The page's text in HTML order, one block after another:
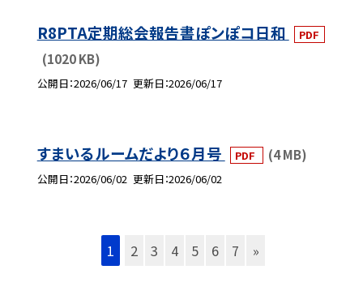
R8PTA定期総会報告書ぽンぽコ日和 PDF
(1020 KB)
公開日 2026/06/17 更新日 2026/06/17
すまいるルームだより６月号 PDF (4 MB)
公開日 2026/06/02 更新日 2026/06/02
1 2 3 4 5 6 7 »